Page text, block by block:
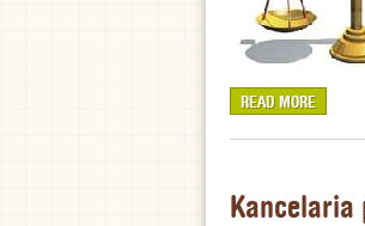
READ MORE
Kancelaria